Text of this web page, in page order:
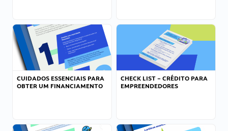
CUIDADOS ESSENCIAIS PARA
OBTER UM FINANCIAMENTO
CHECK LIST – CRÉDITO PARA
EMPREENDEDORES